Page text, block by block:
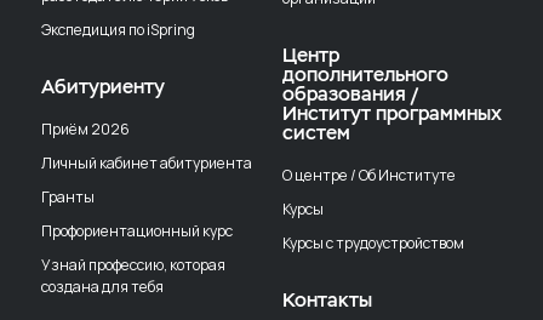
Экспедиция по iSpring
Абитуриенту
Приём 2026
Личный кабинет абитуриента
Гранты
Профориентационный курс
Узнай профессию, которая
создана для тебя
Центр
дополнительного
образования /
Институт программных
систем
О центре / Об Институте
Курсы
Курсы с трудоустройством
Контакты